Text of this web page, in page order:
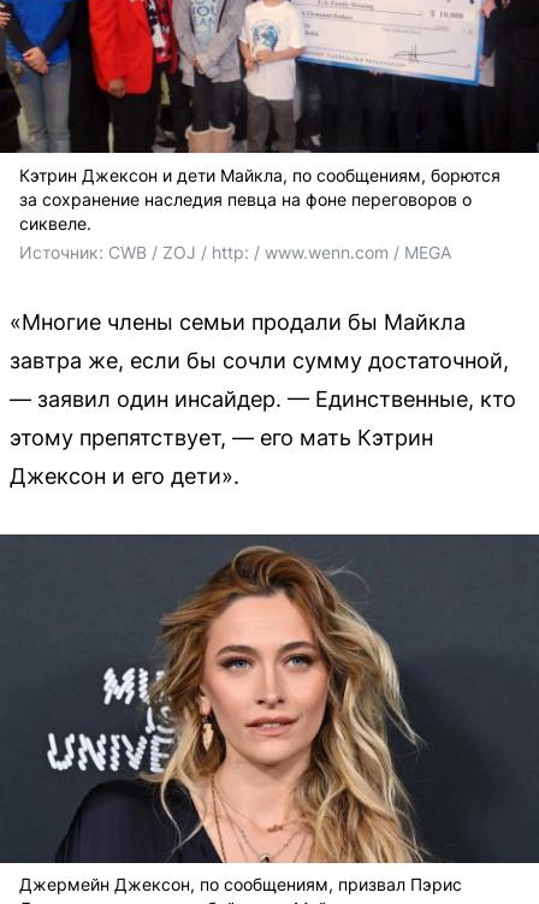
Кэтрин Джексон и дети Майкла, по сообщениям, борются
за сохранение наследия певца на фоне переговоров о
сиквеле.
Источник: CWB / ZOJ / http: / www.wenn.com / MEGA
«Многие члены семьи продали бы Майкла
завтра же, если бы сочли сумму достаточной,
— заявил один инсайдер. — Единственные, кто
этому препятствует, — его мать Кэтрин
Джексон и его дети».
Джермейн Джексон, по сообщениям, призвал Пэрис